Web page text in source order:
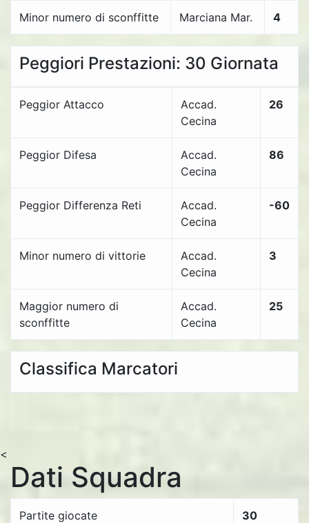
Minor numero di sconffitte Marciana Mar. 4
Peggiori Prestazioni: 30 Giornata
Peggior Attacco
Accad.
Cecina
26
Peggior Difesa
Accad.
Cecina
86
Peggior Differenza Reti
Accad.
Cecina
-60
Minor numero di vittorie
Accad.
Cecina
3
Maggior numero di
sconffitte
Accad.
Cecina
25
Classifica Marcatori
<
Dati Squadra
Partite giocate 30